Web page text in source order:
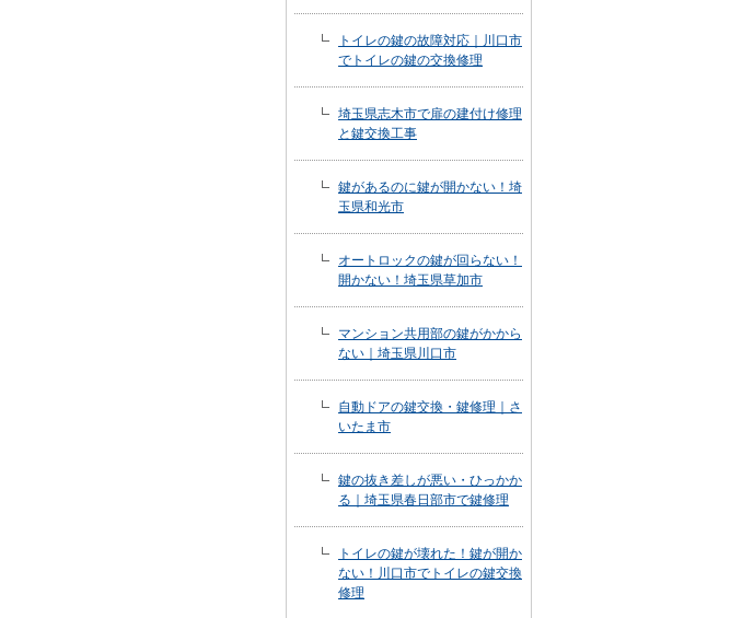
トイレの鍵の故障対応｜川口市
でトイレの鍵の交換修理
埼玉県志木市で扉の建付け修理
と鍵交換工事
鍵があるのに鍵が開かない！埼
玉県和光市
オートロックの鍵が回らない！
開かない！埼玉県草加市
マンション共用部の鍵がかから
ない｜埼玉県川口市
自動ドアの鍵交換・鍵修理｜さ
いたま市
鍵の抜き差しが悪い・ひっかか
る｜埼玉県春日部市で鍵修理
トイレの鍵が壊れた！鍵が開か
ない！川口市でトイレの鍵交換
修理